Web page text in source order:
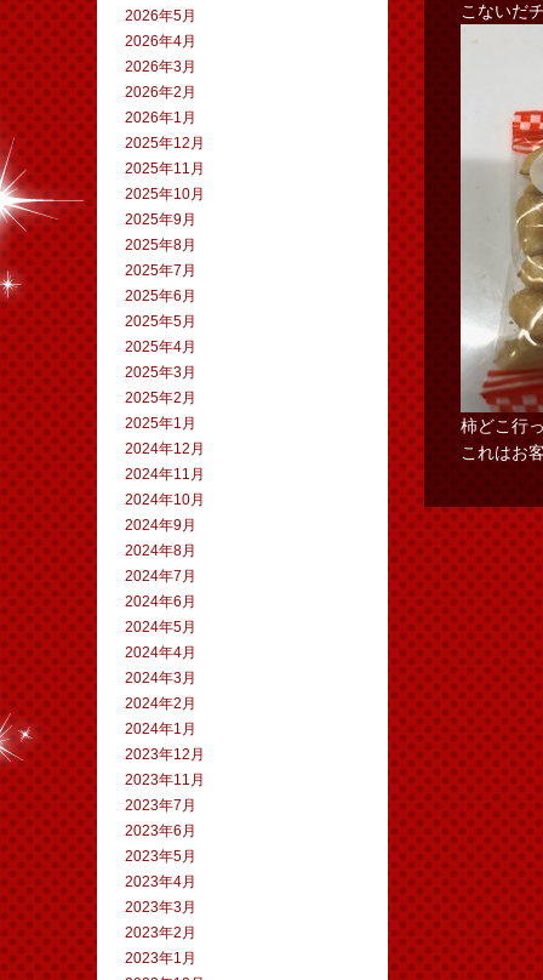
こないだ
柿どこ行
これはお
2026年5月
2026年4月
2026年3月
2026年2月
2026年1月
2025年12月
2025年11月
2025年10月
2025年9月
2025年8月
2025年7月
2025年6月
2025年5月
2025年4月
2025年3月
2025年2月
2025年1月
2024年12月
2024年11月
2024年10月
2024年9月
2024年8月
2024年7月
2024年6月
2024年5月
2024年4月
2024年3月
2024年2月
2024年1月
2023年12月
2023年11月
2023年7月
2023年6月
2023年5月
2023年4月
2023年3月
2023年2月
2023年1月